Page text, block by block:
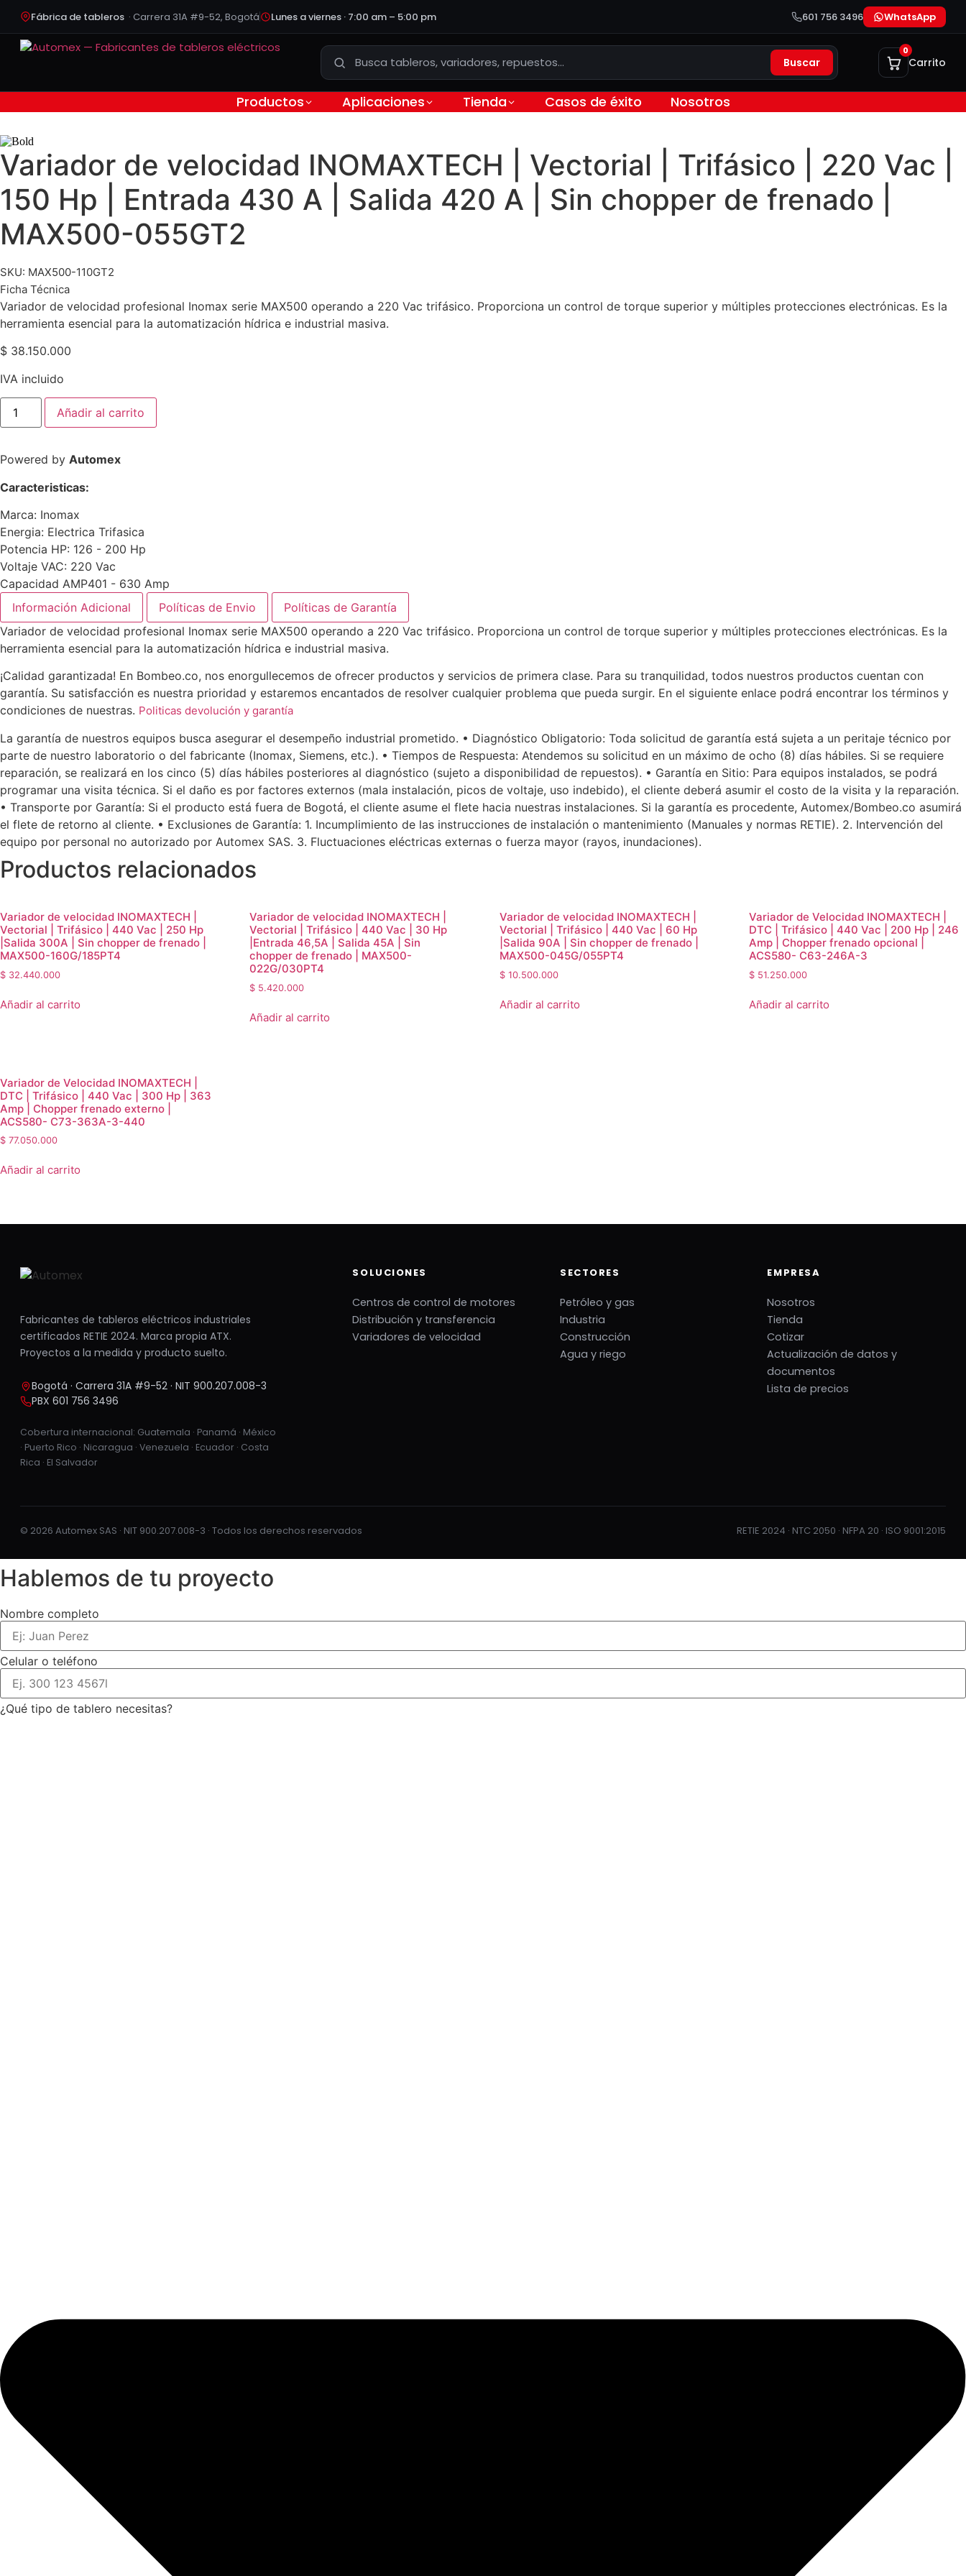
contenido
Fábrica de tableros · Carrera 31A #9-52, Bogotá Lunes a viernes · 7:00 am – 5:00 pm 601 756 3496 WhatsApp
Buscar
0
Carrito
Productos Aplicaciones Tienda Casos de éxito Nosotros
Variador de velocidad INOMAXTECH | Vectorial | Trifásico | 220 Vac |
150 Hp | Entrada 430 A | Salida 420 A | Sin chopper de frenado |
MAX500-055GT2
SKU: MAX500-110GT2
Ficha Técnica
Variador de velocidad profesional Inomax serie MAX500 operando a 220 Vac trifásico. Proporciona un control de torque superior y múltiples protecciones electrónicas. Es la
herramienta esencial para la automatización hídrica e industrial masiva.
$ 38.150.000
IVA incluido
Variador
velocidad
Vectorial
Trifásico
|
Vac
|
150
Hp
|
Entrada
430
A
Salida
420
A
|
chopper
de
frenado
|
055GT2
cantidad
Añadir al carrito
Powered by Automex
Caracteristicas:
Marca: Inomax
Energia: Electrica Trifasica
Potencia HP: 126 - 200 Hp
Voltaje VAC: 220 Vac
Capacidad AMP401 - 630 Amp
Información Adicional
Políticas de Envio
Políticas de Garantía
Variador de velocidad profesional Inomax serie MAX500 operando a 220 Vac trifásico. Proporciona un control de torque superior y múltiples protecciones electrónicas. Es la
herramienta esencial para la automatización hídrica e industrial masiva.
¡Calidad garantizada! En Bombeo.co, nos enorgullecemos de ofrecer productos y servicios de primera clase. Para su tranquilidad, todos nuestros productos cuentan con
garantía. Su satisfacción es nuestra prioridad y estaremos encantados de resolver cualquier problema que pueda surgir. En el siguiente enlace podrá encontrar los términos y
condiciones de nuestras. Politicas devolución y garantía
La garantía de nuestros equipos busca asegurar el desempeño industrial prometido. • Diagnóstico Obligatorio: Toda solicitud de garantía está sujeta a un peritaje técnico por
parte de nuestro laboratorio o del fabricante (Inomax, Siemens, etc.). • Tiempos de Respuesta: Atendemos su solicitud en un máximo de ocho (8) días hábiles. Si se requiere
reparación, se realizará en los cinco (5) días hábiles posteriores al diagnóstico (sujeto a disponibilidad de repuestos). • Garantía en Sitio: Para equipos instalados, se podrá
programar una visita técnica. Si el daño es por factores externos (mala instalación, picos de voltaje, uso indebido), el cliente deberá asumir el costo de la visita y la reparación.
• Transporte por Garantía: Si el producto está fuera de Bogotá, el cliente asume el flete hacia nuestras instalaciones. Si la garantía es procedente, Automex/Bombeo.co asumirá
el flete de retorno al cliente. • Exclusiones de Garantía: 1. Incumplimiento de las instrucciones de instalación o mantenimiento (Manuales y normas RETIE). 2. Intervención del
equipo por personal no autorizado por Automex SAS. 3. Fluctuaciones eléctricas externas o fuerza mayor (rayos, inundaciones).
Productos relacionados
Variador de velocidad INOMAXTECH |
Vectorial | Trifásico | 440 Vac | 250 Hp
|Salida 300A | Sin chopper de frenado |
MAX500-160G/185PT4
$ 32.440.000
Añadir al carrito
Variador de velocidad INOMAXTECH |
Vectorial | Trifásico | 440 Vac | 30 Hp
|Entrada 46,5A | Salida 45A | Sin
chopper de frenado | MAX500-
022G/030PT4
$ 5.420.000
Añadir al carrito
Variador de velocidad INOMAXTECH |
Vectorial | Trifásico | 440 Vac | 60 Hp
|Salida 90A | Sin chopper de frenado |
MAX500-045G/055PT4
$10.500.000
Añadir al carrito
Variador de Velocidad INOMAXTECH |
DTC | Trifásico | 440 Vac | 200 Hp | 246
Amp | Chopper frenado opcional |
ACS580- C63-246A-3
$ 51.250.000
Añadir al carrito
Variador de Velocidad INOMAXTECH |
DTC | Trifásico | 440 Vac | 300 Hp | 363
Amp | Chopper frenado externo |
ACS580- C73-363A-3-440
$ 77.050.000
Añadir al carrito
Fabricantes de tableros eléctricos industriales
certificados RETIE 2024. Marca propia ATX.
Proyectos a la medida y producto suelto.
Bogotá · Carrera 31A #9-52 · NIT 900.207.008-3
PBX 601 756 3496
Cobertura internacional: Guatemala · Panamá · México
· Puerto Rico · Nicaragua · Venezuela · Ecuador · Costa
Rica · El Salvador
SOLUCIONES
Centros de control de motores
Distribución y transferencia
Variadores de velocidad
SECTORES
Petróleo y gas
Industria
Construcción
Agua y riego
EMPRESA
Nosotros
Tienda
Cotizar
Actualización de datos y
documentos
Lista de precios
© 2026 Automex SAS · NIT 900.207.008-3 · Todos los derechos reservados RETIE 2024 · NTC 2050 · NFPA 20 · ISO 9001:2015
Hablemos de tu proyecto
Nombre completo
Celular o teléfono
¿Qué tipo de tablero necesitas?